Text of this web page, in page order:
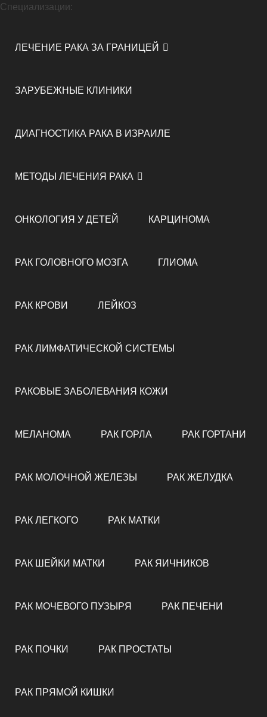
Специализации:
ЛЕЧЕНИЕ РАКА ЗА ГРАНИЦЕЙ
ЗАРУБЕЖНЫЕ КЛИНИКИ
ДИАГНОСТИКА РАКА В ИЗРАИЛЕ
МЕТОДЫ ЛЕЧЕНИЯ РАКА
ОНКОЛОГИЯ У ДЕТЕЙ КАРЦИНОМА
РАК ГОЛОВНОГО МОЗГА ГЛИОМА
РАК КРОВИ ЛЕЙКОЗ
РАК ЛИМФАТИЧЕСКОЙ СИСТЕМЫ
РАКОВЫЕ ЗАБОЛЕВАНИЯ КОЖИ
МЕЛАНОМА РАК ГОРЛА РАК ГОРТАНИ
РАК МОЛОЧНОЙ ЖЕЛЕЗЫ РАК ЖЕЛУДКА
РАК ЛЕГКОГО РАК МАТКИ
РАК ШЕЙКИ МАТКИ РАК ЯИЧНИКОВ
РАК МОЧЕВОГО ПУЗЫРЯ РАК ПЕЧЕНИ
РАК ПОЧКИ РАК ПРОСТАТЫ
РАК ПРЯМОЙ КИШКИ